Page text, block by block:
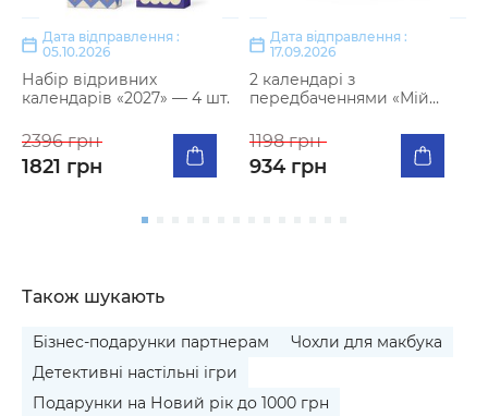
Дата відправлення :
05.10.2026
Набір відривних
календарів «2027» — 4 шт.
2396 грн
1821 грн
Дата відправлення :
17.09.2026
2 календарі з
передбаченнями «Мій
1198 грн
934 грн
Також шукають
Бізнес-подарунки партнерам
Чохли для макбука
Детективні настільні ігри
Подарунки на Новий рік до 1000 грн